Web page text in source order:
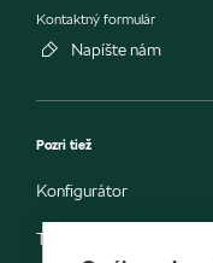
Kontaktný formulár
Napíšte nám
Pozri tiež
Konfigurátor
Testovacia jazda